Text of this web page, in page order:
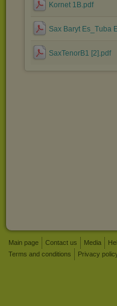
Kornet 1B.pdf
Sax Baryt Es_Tuba
SaxTenorB1 [2].pdf
Main page Contact us Media
Terms and conditions
Privacy